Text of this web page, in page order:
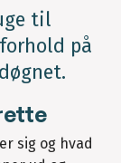
til
på
sig og hvad